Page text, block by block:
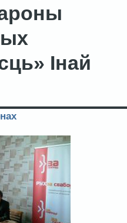
Інай